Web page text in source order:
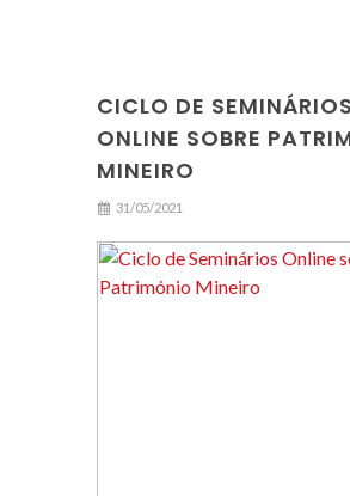
CICLO DE SEMINÁRIOS
ONLINE SOBRE
MINEIRO
31/05/2021